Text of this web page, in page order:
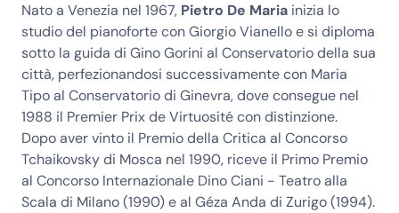
Nato a Venezia nel 1967, Pietro De Maria inizia lo
studio del pianoforte con Giorgio Vianello e si diploma
sotto la guida di Gino Gorini al Conservatorio della sua
città, perfezionandosi successivamente con Maria
Tipo al Conservatorio di Ginevra, dove consegue nel
1988 il Premier Prix de Virtuosité con distinzione.
Dopo aver vinto il Premio della Critica al Concorso
Tchaikovsky di Mosca nel 1990, riceve il Primo Premio
al Concorso Internazionale Dino Ciani - Teatro alla
Scala di Milano (1990) e al Géza Anda di Zurigo (1994).